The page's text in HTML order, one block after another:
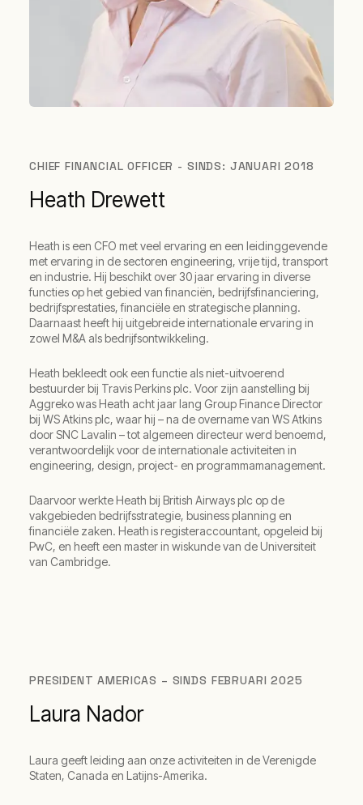
CHIEF FINANCIAL OFFICER - SINDS: JANUARI 2018
Heath Drewett
Heath is een CFO met veel ervaring en een leidinggevende
met ervaring in de sectoren engineering, vrije tijd, transport
en industrie. Hij beschikt over 30 jaar ervaring in diverse
functies op het gebied van financiën, bedrijfsfinanciering,
bedrijfsprestaties, financiële en strategische planning.
Daarnaast heeft hij uitgebreide internationale ervaring in
zowel M&A als bedrijfsontwikkeling.
Heath bekleedt ook een functie als niet-uitvoerend
bestuurder bij Travis Perkins plc. Voor zijn aanstelling bij
Aggreko was Heath acht jaar lang Group Finance Director
bij WS Atkins plc, waar hij – na de overname van WS Atkins
door SNC Lavalin – tot algemeen directeur werd benoemd,
verantwoordelijk voor de internationale activiteiten in
engineering, design, project- en programmamanagement.
Daarvoor werkte Heath bij British Airways plc op de
vakgebieden bedrijfsstrategie, business planning en
financiële zaken. Heath is registeraccountant, opgeleid bij
PwC, en heeft een master in wiskunde van de Universiteit
van Cambridge.
PRESIDENT AMERICAS – SINDS FEBRUARI 2025
Laura Nador
Laura geeft leiding aan onze activiteiten in de Verenigde
Staten, Canada en Latijns-Amerika.